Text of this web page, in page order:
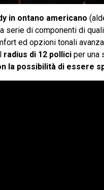
in ontano americano
serie di componenti di
ed opzioni tonali
radius di 12 pollici per una
la possibilità di essere